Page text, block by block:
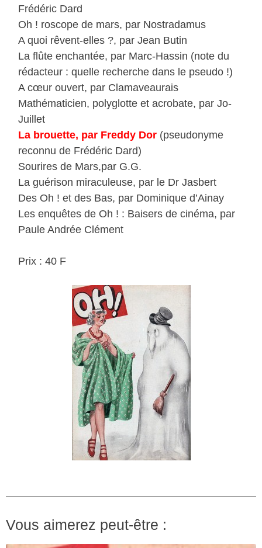
Frédéric Dard
Oh ! roscope de mars, par Nostradamus
A quoi rêvent-elles ?, par Jean Butin
La flûte enchantée, par Marc-Hassin (note du
rédacteur : quelle recherche dans le pseudo !)
A cœur ouvert, par Clamaveaurais
Mathématicien, polyglotte et acrobate, par Jo-
Juillet
La brouette, par Freddy Dor (pseudonyme
reconnu de Frédéric Dard)
Sourires de Mars,par G.G.
La guérison miraculeuse, par le Dr Jasbert
Des Oh ! et des Bas, par Dominique d’Ainay
Les enquêtes de Oh ! : Baisers de cinéma, par
Paule Andrée Clément
Prix : 40 F
Vous aimerez peut-être :